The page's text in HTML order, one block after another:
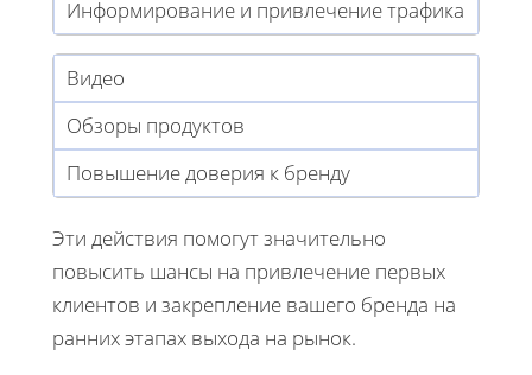
Информирование и привлечение трафика
Видео
Обзоры продуктов
Повышение доверия к бренду
Эти действия помогут значительно
повысить шансы на привлечение первых
клиентов и закрепление вашего бренда на
ранних этапах выхода на рынок.